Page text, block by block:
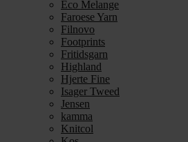
Eco Melange
Faroese Yarn
Filnovo
Footprints
Fritidsgarn
Highland
Hjerte Fine
Isager Tweed
Jensen
kamma
Knitcol